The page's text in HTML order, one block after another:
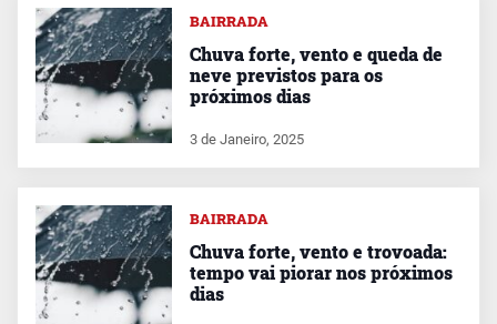
BAIRRADA
Chuva forte, vento e queda de
neve previstos para os
próximos dias
3 de Janeiro, 2025
BAIRRADA
Chuva forte, vento e trovoada:
tempo vai piorar nos próximos
dias